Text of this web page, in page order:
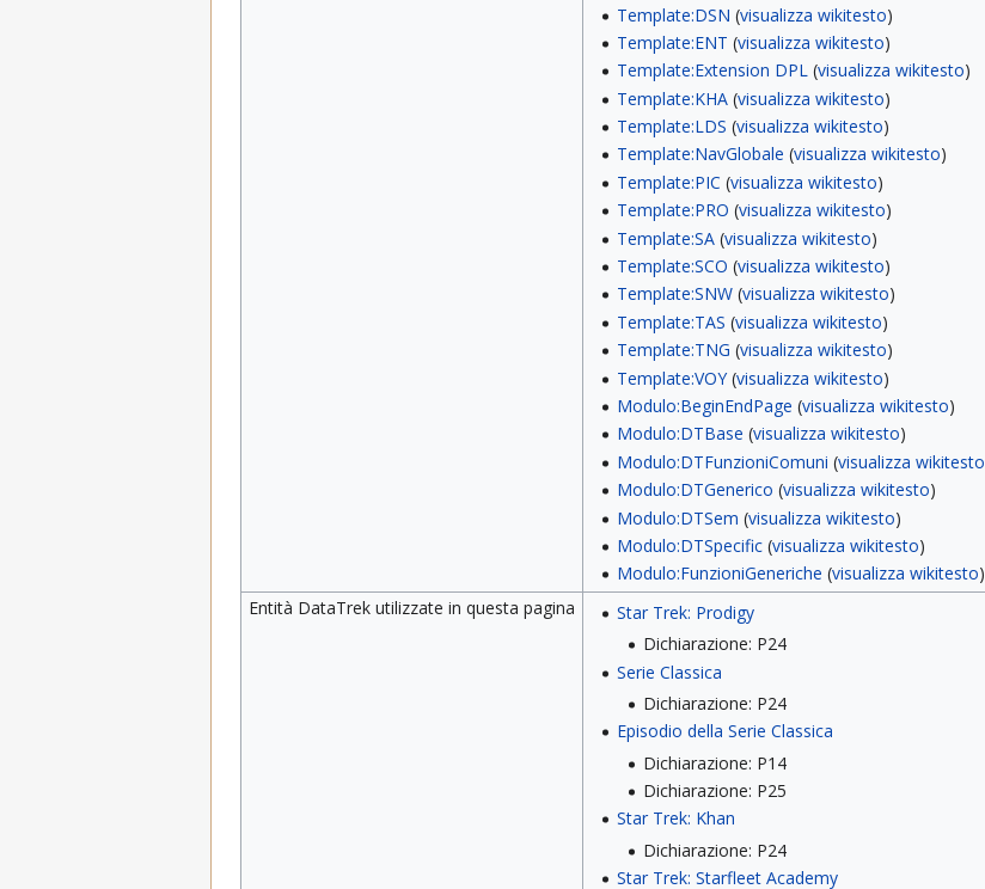
Template:DSN (visualizza wikitesto)
Template:ENT (visualizza wikitesto)
Template:Extension DPL(visualizza wikitesto)
Template:KHA(visualizza wikitesto)
Template:LDS (visualizza wikitesto)
Template:NavGlobale (visualizza wikitesto)
Template:PIC (visualizza wikitesto)
Template:PRO (visualizza wikitesto)
Template:SA(visualizza wikitesto)
Template:SCO (visualizza wikitesto)
Template:SNW(visualizza wikitesto)
Template:TAS (visualizza wikitesto)
Template:TNG (visualizza wikitesto)
Template:VOY(visualizza wikitesto)
Modulo:BeginEndPage (visualizza wikitesto)
Modulo:DTBase (visualizza wikitesto)
Modulo:DTFunzioniComuni (visualizza wikitesto
Modulo:DTGenerico (visualizza wikitesto)
Modulo:DTSem (visualizza wikitesto)
Modulo:DTSpecific(visualizza wikitesto)
Modulo:FunzioniGeneriche (visualizza wikitesto)
Entità DataTrek utilizzate in questa pagina
Star Trek: Prodigy
Dichiarazione: P24
Serie Classica
Dichiarazione: P24
Episodio della Serie Classica
Dichiarazione: P14
Dichiarazione: P25
Star Trek: Khan
Dichiarazione: P24
Star Trek: Starfleet Academy